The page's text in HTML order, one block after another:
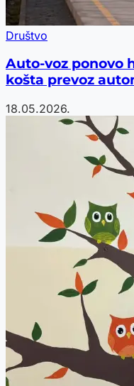
Društvo
Auto-voz ponovo
košta prevoz
18.05.2026.